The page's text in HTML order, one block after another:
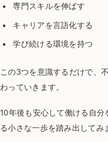
専門スキルを伸ばす
キャリアを言語化する
学び続ける環境を持つ
この3つを意識するだけで、
わっていきます。
10年後も安心して働ける自分
る小さな一歩を踏み出してみ